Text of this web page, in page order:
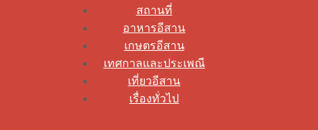
สถานที่
อาหารอีสาน
เกษตรอีสาน
เทศกาลและประเพณี
เที่ยวอีสาน
เรื่องทั่วไป